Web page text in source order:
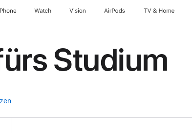
Watch Vision AirPods TV & Home
Studium